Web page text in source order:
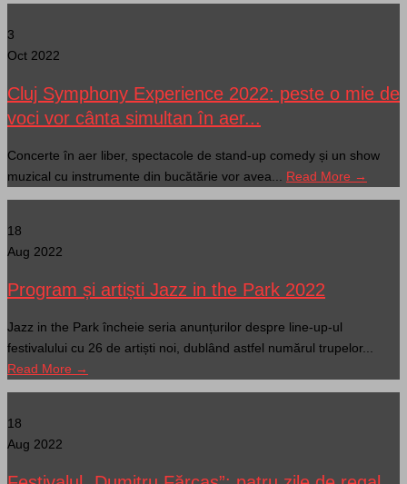
3
Oct 2022
Cluj Symphony Experience 2022: peste o mie de
voci vor cânta simultan în aer...
Concerte în aer liber, spectacole de stand-up comedy și un show
muzical cu instrumente din bucătărie vor avea... Read More →
18
Aug 2022
Program și artiști Jazz in the Park 2022
Jazz in the Park încheie seria anunțurilor despre line-up-ul
festivalului cu 26 de artiști noi, dublând astfel numărul trupelor...
Read More →
18
Aug 2022